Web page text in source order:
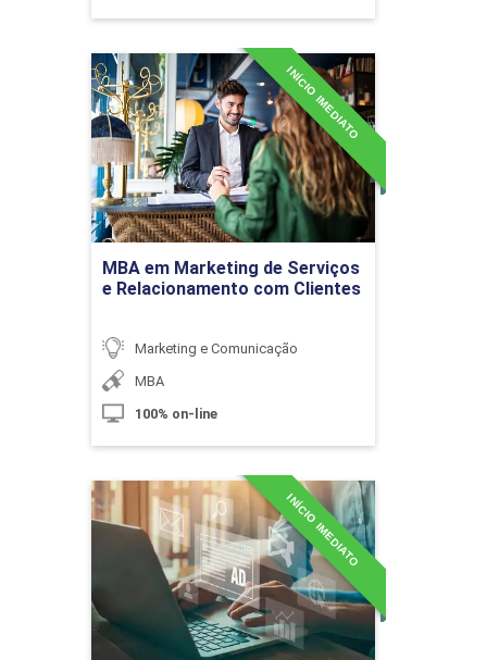
Custumer Experience no Ambiente
Digital
10h
Customer Journey no Ambiente
Digital
10h
Estratégias de Fidelização do
Consumidor no Ambiente Digital
MBA em Marketing de Serviços
e Relacionamento com Clientes
INÍCIO IMEDIATO
Marketing e Comunicação
MBA
100% on-line
MBA em Marketing de
Serviços e Relacionamento
com Clientes
Detalhes do curso
INÍCIO IMEDIATO
MBA em Marketing Digital
Detalhes do curso
Ir para Inscrição